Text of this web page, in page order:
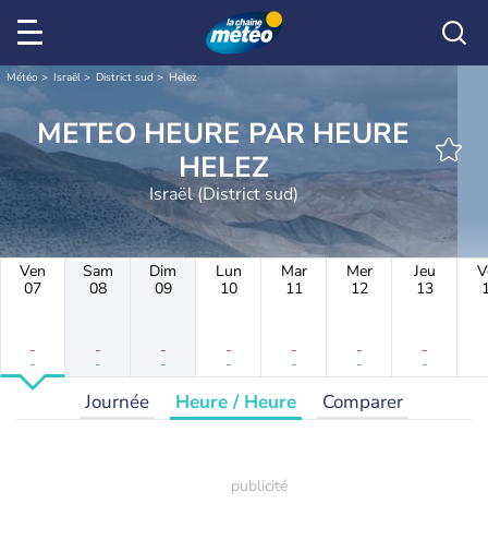
Météo Israël District sud Helez
METEO HEURE PAR HEURE
HELEZ
Israël (District sud)
Ven
07
-
-
Sam
08
-
-
Dim
09
-
-
Lun
10
-
-
Mar
11
-
-
Mer
12
-
-
Jeu
13
-
-
Journée Heure / Heure Comparer